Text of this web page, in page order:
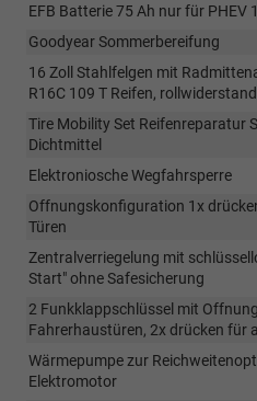
EFB Batterie 75 Ah nur für PHEV
Goodyear Sommerbereifung
16 Zoll Stahlfelgen mit
R16C 109 T Reifen,
Tire Mobility Set Reifenreparatur
Dichtmittel
Elektroniosche Wegfahrsperre
Offnungskonfiguration 1x
Türen
Zentralverriegelung mit
Start" ohne Safesicherung
2 Funkklappschlüssel mit
Fahrerhaustüren, 2x drücken für
Wärmepumpe zur
Elektromotor